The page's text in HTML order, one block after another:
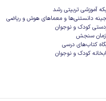
آموزشی تربیتی رشد
دانستنی‌ها و معماهای هوش و ریاضی
کودک و نوجوان
سنجش
کتاب‌های درسی
کودک و نوجوان